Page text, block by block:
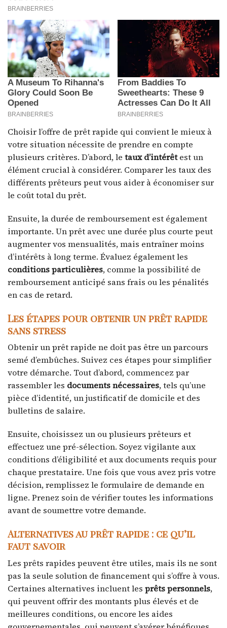
Choisir l’offre de prêt rapide qui convient le mieux à
votre situation nécessite de prendre en compte
plusieurs critères. D’abord, le taux d’intérêtest un
élément crucial à considérer. Comparer les taux des
différents prêteurs peut vous aider à économiser sur
le coût total du prêt.
Ensuite, la durée de remboursement est également
importante. Un prêt avec une durée plus courte peut
augmenter vos mensualités, mais entraîner moins
d’intérêts à long terme. Évaluez également les
conditions particulières, comme la possibilité de
remboursement anticipé sans frais ou les pénalités
en cas de retard.
Les étapes pour obtenir un prêt rapide
sans stress
Obtenir un prêt rapide ne doit pas être un parcours
semé d’embûches. Suivez ces étapes pour simplifier
votre démarche. Tout d’abord, commencez par
rassembler les documents nécessaires, tels qu’une
pièce d’identité, un justificatif de domicile et des
bulletins de salaire.
Ensuite, choisissez un ou plusieurs prêteurs et
effectuez une pré-sélection. Soyez vigilante aux
conditions d’éligibilité et aux documents requis pour
chaque prestataire. Une fois que vous avez pris votre
décision, remplissez le formulaire de demande en
ligne. Prenez soin de vérifier toutes les informations
avant de soumettre votre demande.
Alternatives au prêt rapide : ce qu’il
faut savoir
Les prêts rapides peuvent être utiles, mais ils ne sont
pas la seule solution de financement qui s’offre à vous.
Certaines alternatives incluent les prêts personnels,
qui peuvent offrir des montants plus élevés et de
meilleures conditions, ou encore les aides